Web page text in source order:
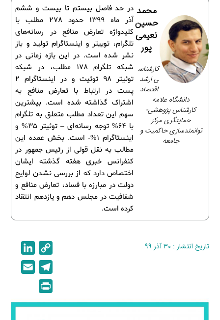
در حد فاصل بیستم تا بیست و ششم
آذر ماه 1399 حدود 278 مطلب با
کلیدواژه تعارض منافع در رسانه‌های
تلگرام، توییتر و اینستاگرام تولید و باز
نشر شده است. در این بازه زمانی در
شبکه تلگرام 178 مطلب، در شبکه
توئیتر 98 توئیت و در اینستاگرام 2
پست در ارتباط با تعارض منافع به
اشتراک گذاشته شده است. بیشترین
سهم این تعداد مطلب متعلق به تلگرام
با 64% توجه رسانه‌ای – توئیتر 35% و
اینستاگرام 1%- است. بخش عمده این
مطالب به نقل قولی از رئیس جمهور در
کنفرانس خبری هفته گذشته ایشان
اختصاص دارد که از بررسی نشدن لوایح
دولت در مبارزه با فساد، تعارض منافع و
شفافیت در مجلس دهم و یازدهم انتقاد
کرده است.
محمد
حسین
نعیمی
پور
كارشناس
ى ارشد
اقتصاد
دانشگاه علامه
کارشناس پژوهشی-
حمایتگری مرکز
توانمندسازی حاکمیت و
جامعه
تاریخ انتشار : ۳۰ آذر ۹۹
o
p
y
L
i
n
e
e
l
e
i
r